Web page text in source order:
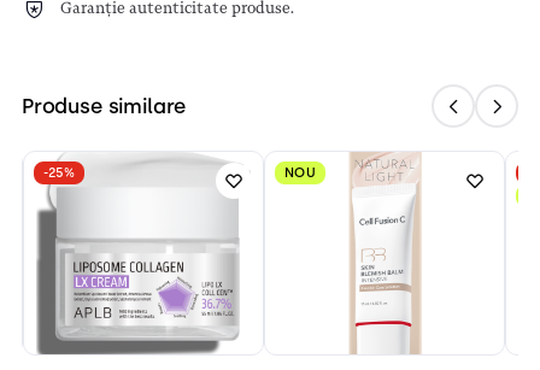
Garanție autenticitate produse.
Produse similare
-25% NOU